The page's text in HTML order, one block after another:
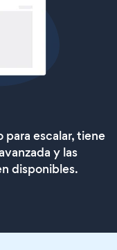
escalar, tiene
y las
disponibles.